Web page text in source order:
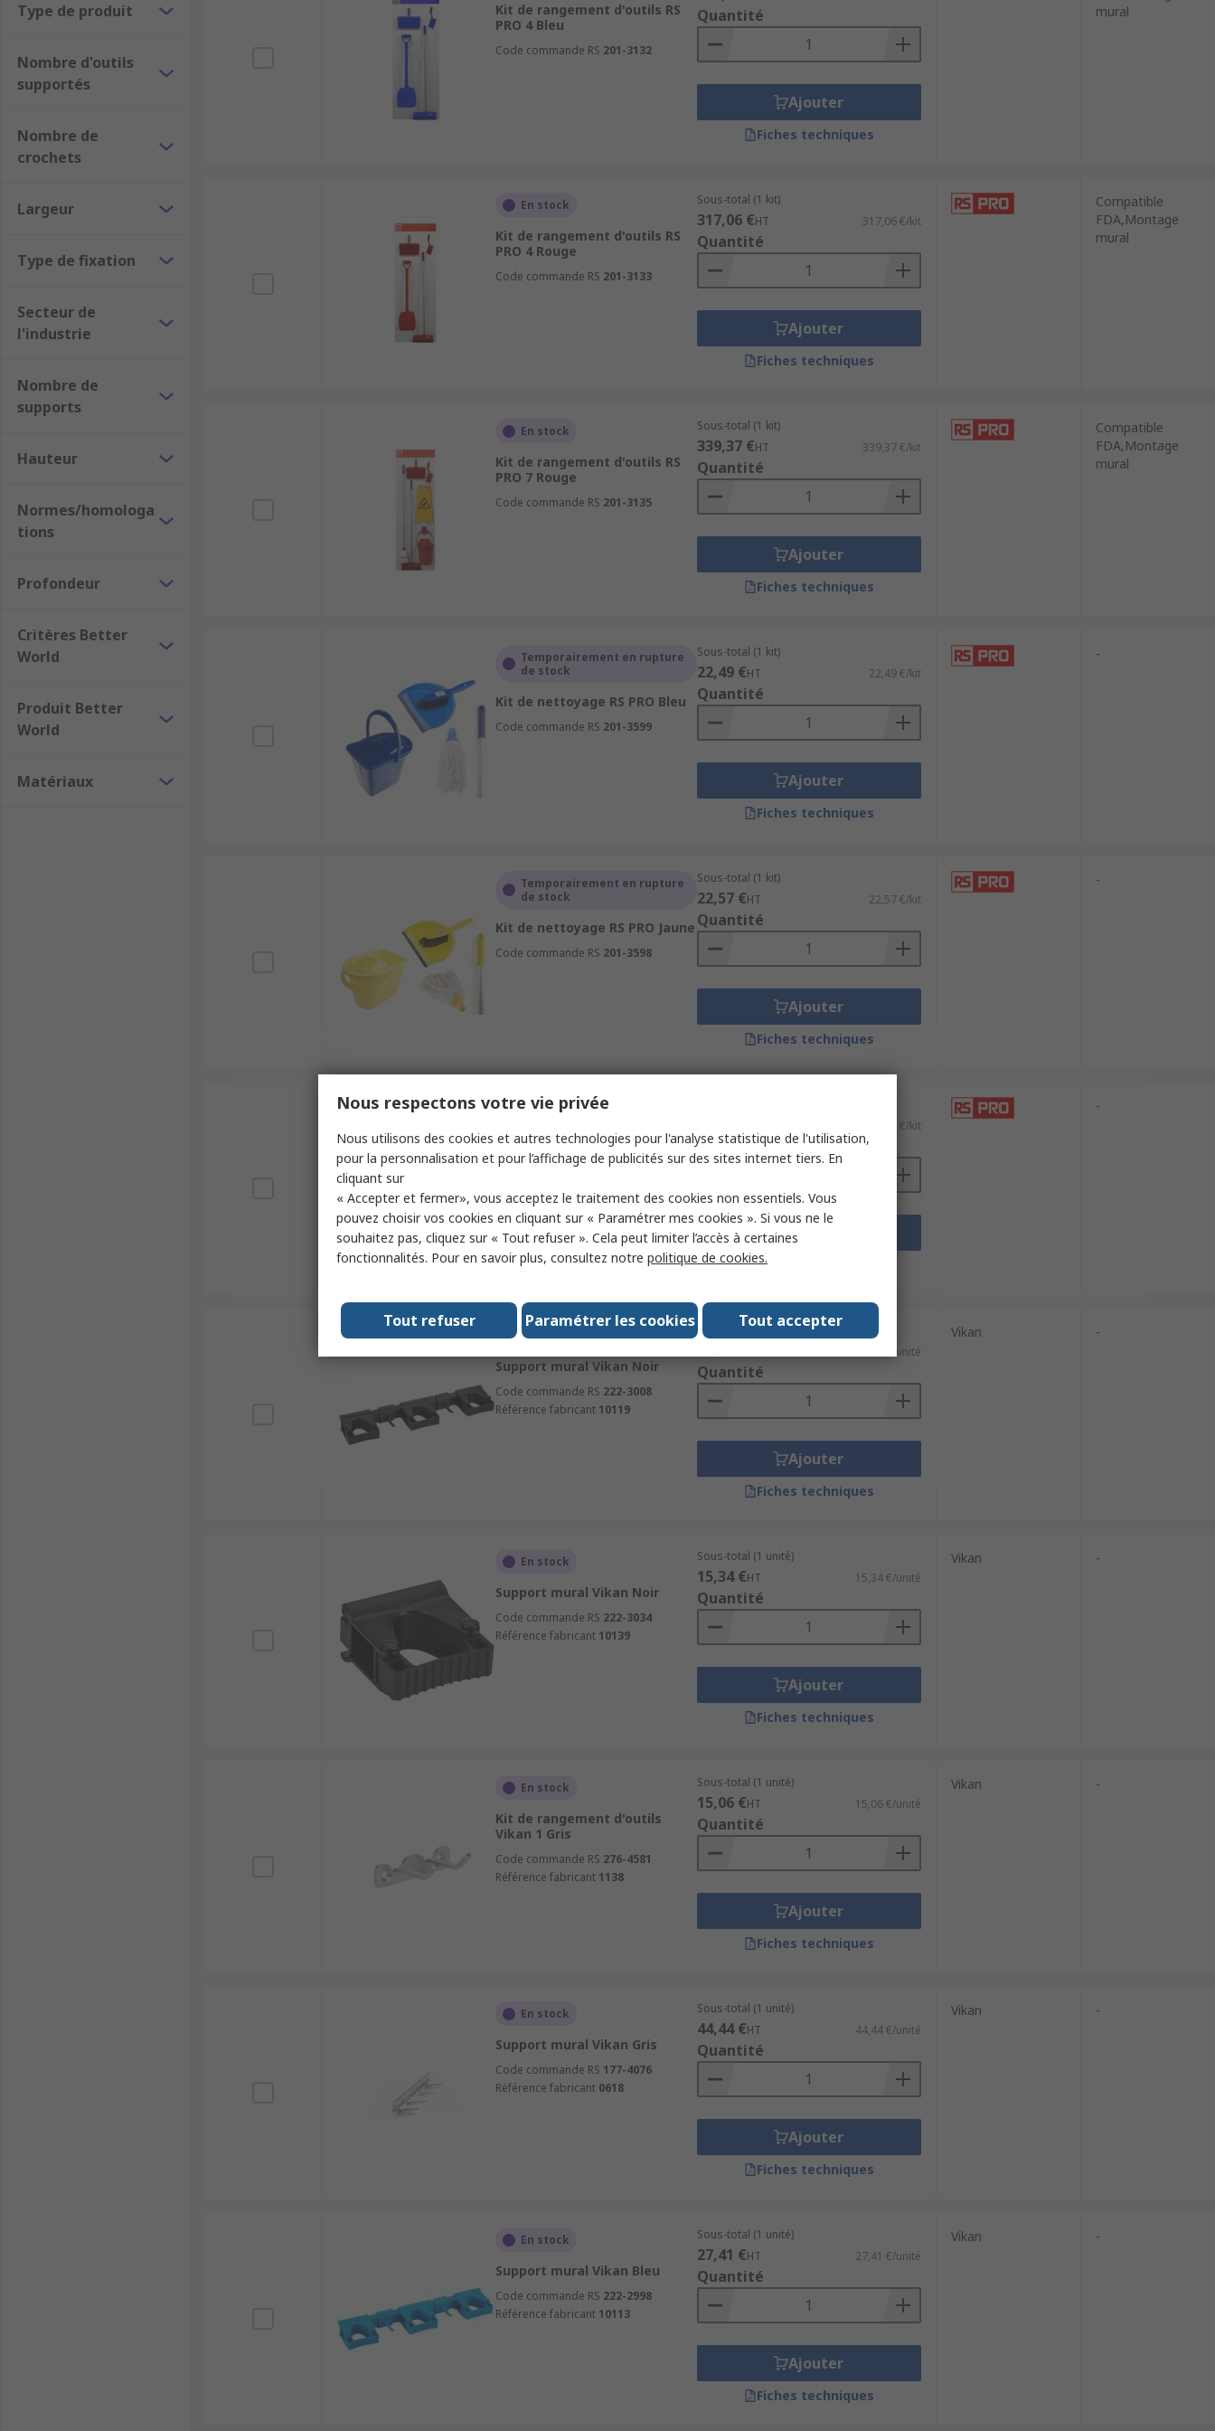
Type de produit
Nombre d'outils
supportés
Nombre de
crochets
Largeur
Type de fixation
Secteur de
l'industrie
Nombre de
supports
Hauteur
Normes/homologa
tions
Profondeur
Critères Better
World
Produit Better
World
Matériaux
Kit de rangement d'outils RS
PRO 4 Bleu
Code commande RS 201-3132
Quantité
Ajouter
Fiches techniques
mural
En stock
Kit de rangement d'outils RS
PRO 4 Rouge
Code commande RS 201-3133
Sous-total (1 kit)
317,06 €HT 317,06 €/kit
Quantité
Ajouter
Fiches techniques
Compatible
FDA,Montage
mural
En stock
Kit de rangement d'outils RS
PRO 7 Rouge
Code commande RS 201-3135
Sous-total (1 kit)
339,37 €HT 339,37 €/kit
Quantité
Ajouter
Fiches techniques
Compatible
FDA,Montage
mural
Temporairement en rupture
de stock
Kit de nettoyage RS PRO Bleu
Code commande RS 201-3599
Sous-total (1 kit)
22,49 €HT 22,49 €/kit
Quantité
Ajouter
Fiches techniques
-
Temporairement en rupture
de stock
Kit de nettoyage RS PRO Jaune
Code commande RS 201-3598
Sous-total (1 kit)
22,57 €HT 22,57 €/kit
Quantité
Ajouter
Fiches techniques
-
Actuellement indisponible
Kit de nettoyage RS PRO
Rouge
22,49 €/kit
Quantité
Ajouter
Fiches techniques
-
En stock
Support mural Vikan Noir
Code commande RS 222-3008
Référence fabricant 10119
Sous-total (1 unité)
27,41 €/unité
Quantité
Ajouter
Fiches techniques
Vikan -
En stock
Support mural Vikan Noir
Code commande RS 222-3034
Référence fabricant 10139
Sous-total (1 unité)
15,34 €HT 15,34 €/unité
Quantité
Ajouter
Fiches techniques
Vikan -
En stock
Kit de rangement d'outils
Vikan 1 Gris
Code commande RS 276-4581
Référence fabricant 1138
Sous-total (1 unité)
15,06 €HT 15,06 €/unité
Quantité
Ajouter
Fiches techniques
Vikan -
En stock
Support mural Vikan Gris
Code commande RS 177-4076
Référence fabricant 0618
Sous-total (1 unité)
44,44 €HT 44,44 €/unité
Quantité
Ajouter
Fiches techniques
Vikan -
En stock
Support mural Vikan Bleu
Code commande RS 222-2998
Référence fabricant 10113
Sous-total (1 unité)
27,41 €HT 27,41 €/unité
Quantité
Ajouter
Fiches techniques
Vikan -
Nous respectons votre vie privée
Nous utilisons des cookies et autres technologies pour l'analyse statistique de l'utilisation,
pour la personnalisation et pour l’affichage de publicités sur des sites internet tiers. En
cliquant sur
« Accepter et fermer», vous acceptez le traitement des cookies non essentiels. Vous
pouvez choisir vos cookies en cliquant sur « Paramétrer mes cookies ». Si vous ne le
souhaitez pas, cliquez sur « Tout refuser ». Cela peut limiter l’accès à certaines
fonctionnalités. Pour en savoir plus, consultez notre politique de cookies.
Tout accepter
Paramétrer les cookies
Tout refuser